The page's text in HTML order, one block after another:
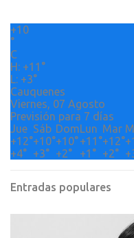
i
s
+10
°
C
H: +11°
L: +3°
Cauquenes
Viernes, 07 Agosto
Previsión para 7 días
Jue Sáb DomLun Mar
+12°+10°+10°+11°+12°+
+4° +3° +2° +1° +2° +
Entradas populares